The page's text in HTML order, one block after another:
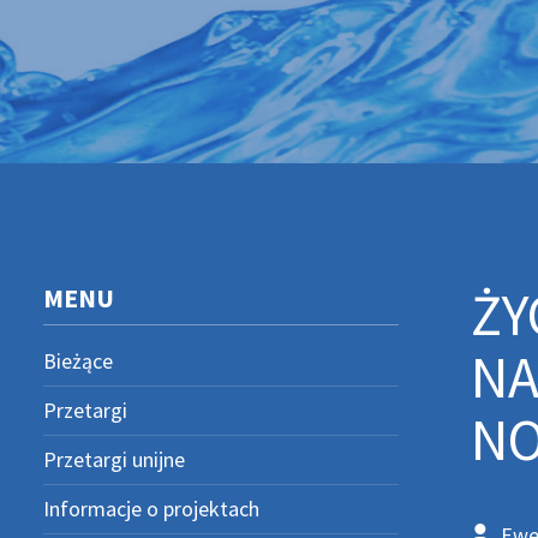
MENU
Bieżące
Przetargi
Przetargi unijne
Informacje o projektach